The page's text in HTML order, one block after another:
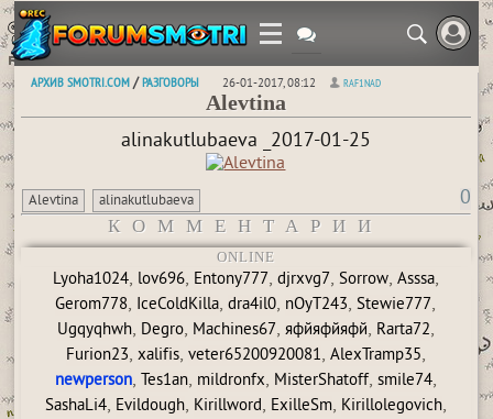
АРХИВ SMOTRI.COM /РАЗГОВОРЫ 26-01-2017, 08:12 RAF1NAD
Alevtina
alinakutlubaeva _2017-01-25
Alevtina alinakutlubaeva 0
КОММЕНТАРИИ
ONLINE
Lyoha1024, lov696, Entony777, djrxvg7, Sorrow, Asssa,
Gerom778, IceColdKilla,dra4il0, nOyT243,Stewie777,
Ugqyqhwh, Degro, Machines67, яфйяфйяфй, Rarta72,
Furion23, xalifis, veter65200920081, AlexTramp35,
newperson, Tes1an, mildronfx, MisterShatoff, smile74,
SashaLi4, Evildough, Kirillword, ExilleSm, Kirillolegovich,